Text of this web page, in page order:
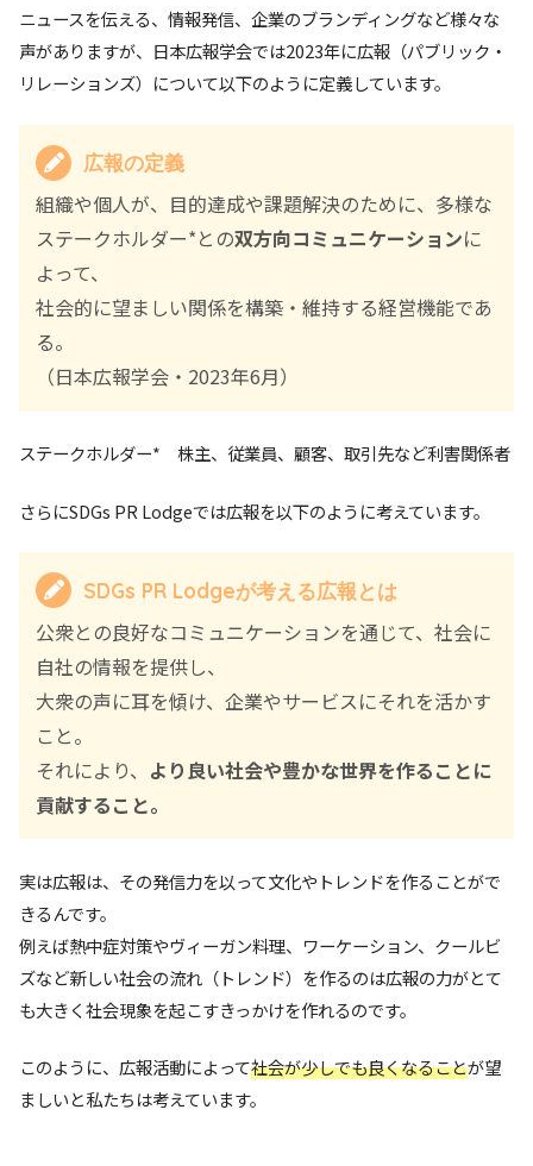
ニュースを伝える、情報発信、企業のブランディングなど様々な
声がありますが、日本広報学会では2023年に広報（パブリック・
リレーションズ）について以下のように定義しています。
広報の定義
組織や個人が、目的達成や課題解決のために、多様な
ステークホルダー*との双方向コミュニケーションに
よって、
社会的に望ましい関係を構築・維持する経営機能であ
る。
（日本広報学会・2023年6月）
ステークホルダー* 株主、従業員、顧客、取引先など利害関係者
さらにSDGs PR Lodgeでは広報を以下のように考えています。
SDGs PR Lodgeが考える広報とは
公衆との良好なコミュニケーションを通じて、社会に
自社の情報を提供し、
大衆の声に耳を傾け、企業やサービスにそれを活かす
こと。
それにより、 より良い社会や豊かな世界を作ることに
貢献すること。
実は広報は、その発信力を以って文化やトレンドを作ることがで
きるんです。
例えば熱中症対策やヴィーガン料理、ワーケーション、クールビ
ズなど新しい社会の流れ（トレンド）を作るのは広報の力がとて
も大きく社会現象を起こすきっかけを作れるのです。
このように、広報活動によって社会が少しでも良くなることが望
ましいと私たちは考えています。